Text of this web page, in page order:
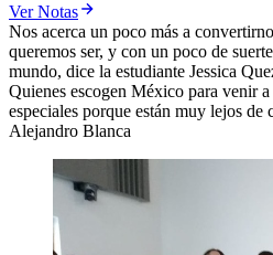
Ver Notas
Nos acerca un poco más a
queremos ser, y con un poco de
mundo, dice la estudiante Jessica
Quienes escogen México para venir
especiales porque están muy lejos de
Alejandro Blanca